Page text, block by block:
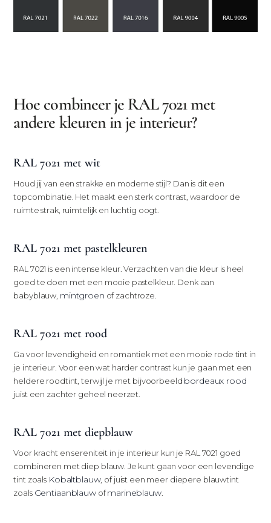
Hoe combineer je RAL 7021 met
andere kleuren in je interieur?
RAL 7021 met wit
Houd jij van een strakke en moderne stijl? Dan is dit een
topcombinatie. Het maakt een sterk contrast, waardoor de
ruimte strak, ruimtelijk en luchtig oogt.
RAL 7021 met pastelkleuren
RAL 7021 is een intense kleur. Verzachten van die kleur is heel
goed te doen met een mooie pastelkleur. Denk aan
babyblauw, mintgroen of zachtroze.
RAL 7021 met rood
Ga voor levendigheid en romantiek met een mooie rode tint in
je interieur. Voor een wat harder contrast kun je gaan met een
heldere roodtint, terwijl je met bijvoorbeeld bordeaux rood
juist een zachter geheel neerzet.
RAL 7021 met diepblauw
Voor kracht en sereniteit in je interieur kun je RAL 7021 goed
combineren met diep blauw. Je kunt gaan voor een levendige
tint zoals Kobaltblauw, of juist een meer diepere blauwtint
zoals Gentiaanblauwofmarineblauw.